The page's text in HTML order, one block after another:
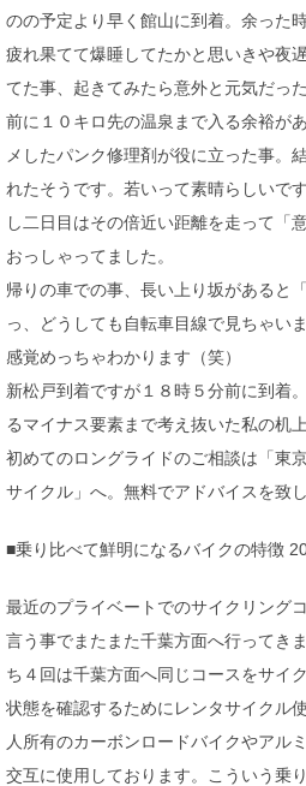
のの予定より早く館山に到着。余った
疲れ果てて爆睡してたかと思いきや夜
てた事、起きてみたら意外と元気だっ
前に１０キロ先の温泉まで入る余裕が
メしたパンク修理剤が役に立った事。
れたそうです。若いって素晴らしいで
し二日目はその倍近い距離を走って「
おっしゃってました。
帰りの車での事、長い上り坂があると
っ、どうしても自転車目線で見ちゃい
感覚めっちゃわかります（笑）
新松戸到着ですが１８時５分前に到着
るマイナス要素まで考え抜いた私の机
初めてのロングライドのご相談は「東
サイクル」へ。無料でアドバイスを致し
■乗り比べて鮮明になるバイクの特徴
最近のプライベートでのサイクリング
言う事でまたまた千葉方面へ行ってき
ち４回は千葉方面へ同じコースをサイ
状態を確認するためにレンタサイクル
人所有のカーボンロードバイクやアル
交互に使用しております。こういう乗